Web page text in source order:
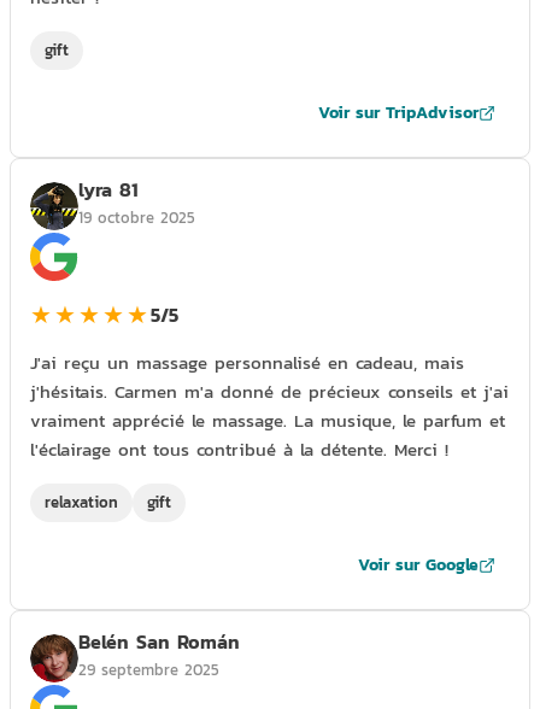
gift
Voir sur TripAdvisor
lyra 81
19 octobre 2025
★★★★★5/5
J'ai reçu un massage personnalisé en cadeau, mais
j'hésitais. Carmen m'a donné de précieux conseils et j'ai
vraiment apprécié le massage. La musique, le parfum et
l'éclairage ont tous contribué à la détente. Merci !
relaxation gift
Voir sur Google
Belén San Román
29 septembre 2025